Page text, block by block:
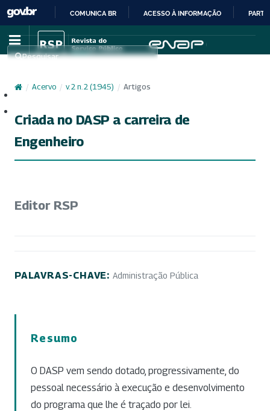
IR
PARA
CONTEÚDO
COMUNICA BR ACESSO À INFORMAÇÃO
Pesquisar
/ Acervo / v. 2 n. 2 (1945) / Artigos
Criada no DASP a carreira de
Engenheiro
Editor RSP
PALAVRAS-CHAVE: Administração Pública
Resumo
O DASP vem sendo dotado, progressivamente, do
pessoal necessário à execução e desenvolvimento
do programa que lhe é traçado por lei.